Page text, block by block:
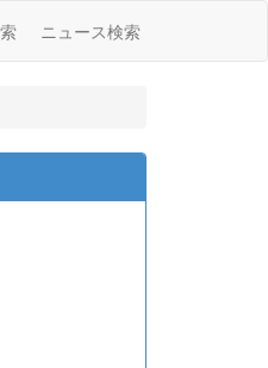
ニュース検索